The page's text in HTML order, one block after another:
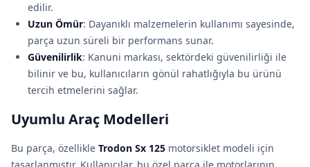
edilir.
Uzun Ömür: Dayanıklı malzemelerin kullanımı sayesinde,
parça uzun süreli bir performans sunar.
Güvenilirlik: Kanuni markası, sektördeki güvenilirliği ile
bilinir ve bu, kullanıcıların gönül rahatlığıyla bu ürünü
tercih etmelerini sağlar.
Uyumlu Araç Modelleri
Bu parça, özellikle Trodon Sx 125 motorsiklet modeli için